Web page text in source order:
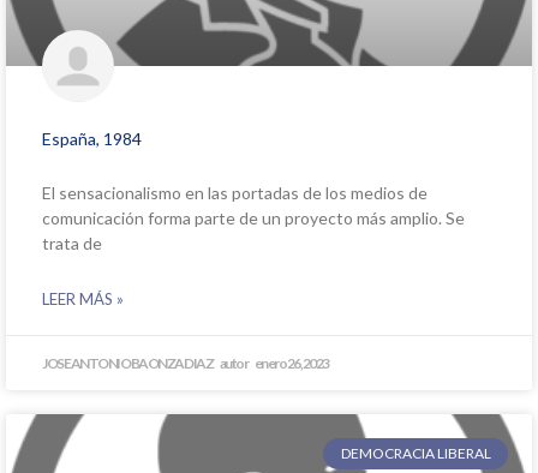
España, 1984
El sensacionalismo en las portadas de los medios de
comunicación forma parte de un proyecto más amplio. Se
trata de
LEER MÁS »
JOSE ANTONIO BAONZA DIAZ enero 26, 2023
DEMOCRACIA LIBERAL